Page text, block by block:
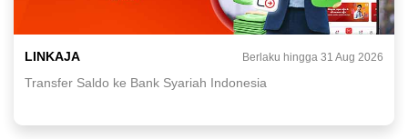
LINKAJA Berlaku hingga 31 Aug 2026
Transfer Saldo ke Bank Syariah Indonesia